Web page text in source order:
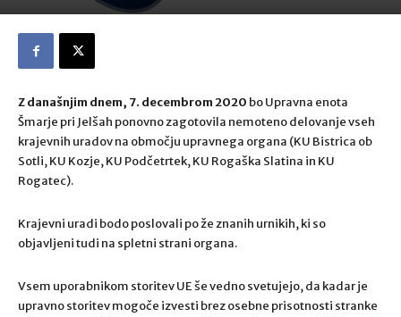
Z današnjim dnem, 7. decembrom 2020 bo Upravna enota
Šmarje pri Jelšah ponovno zagotovila nemoteno delovanje vseh
krajevnih uradov na območju upravnega organa (KU Bistrica ob
Sotli, KU Kozje, KU Podčetrtek, KU Rogaška Slatina in KU
Rogatec).
Krajevni uradi bodo poslovali po že znanih urnikih, ki so
objavljeni tudi na spletni strani organa.
Vsem uporabnikom storitev UE še vedno svetujejo, da kadar je
upravno storitev mogoče izvesti brez osebne prisotnosti stranke